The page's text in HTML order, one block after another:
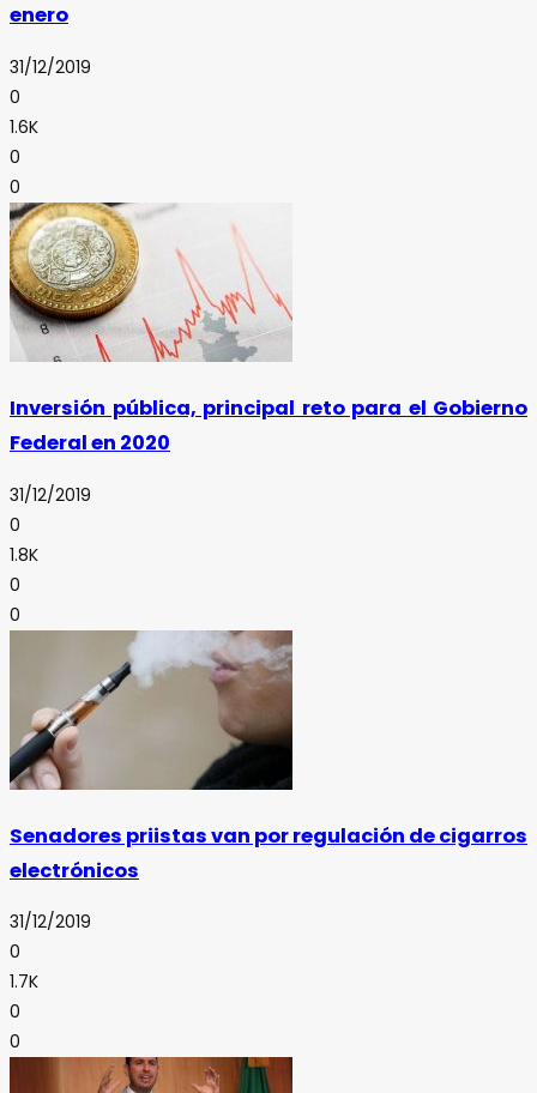
enero
31/12/2019
0
1.6K
0
0
Inversión pública, principal reto para el Gobierno
Federal en 2020
31/12/2019
0
1.8K
0
0
Senadores priistas van por regulación de cigarros
electrónicos
31/12/2019
0
1.7K
0
0